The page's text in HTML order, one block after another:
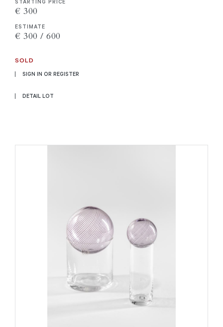
STARTING PRICE
€ 300
ESTIMATE
€ 300 / 600
SOLD
SIGN IN OR REGISTER
DETAIL LOT